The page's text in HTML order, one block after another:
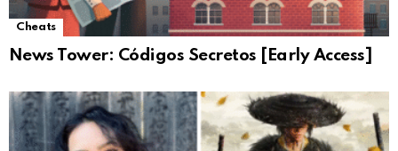
Cheats
News Tower: Códigos Secretos [Early Access]